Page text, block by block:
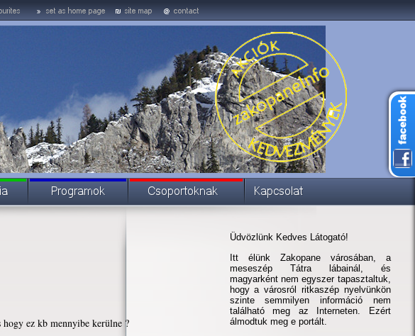
ez kb mennyibe kerülne ?
Üdvözlünk Kedves Látogató!
Itt élünk Zakopane városában, a
meseszép Tátra lábainál, és
magyarként nem egyszer tapasztaltuk,
hogy a városról ritkaszép nyelvünkön
szinte semmilyen információ nem
található meg az Interneten. Ezért
álmodtuk meg e portált.